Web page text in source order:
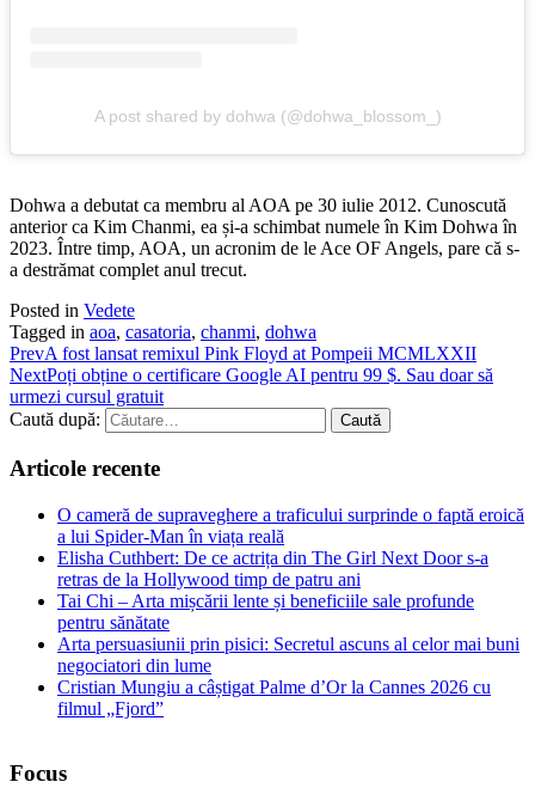
A post shared by dohwa (@dohwa_blossom_)
Dohwa a debutat ca membru al AOA pe 30 iulie 2012. Cunoscută
anterior ca Kim Chanmi, ea și-a schimbat numele în Kim Dohwa în
2023. Între timp, AOA, un acronim de le Ace OF Angels, pare că s-
a destrămat complet anul trecut.
Posted in Vedete
Tagged in aoa, casatoria, chanmi, dohwa
PrevA fost lansat remixul Pink Floyd at Pompeii MCMLXXII
NextPoți obține o certificare Google AI pentru 99 $. Sau doar să
urmezi cursul gratuit
Caută după:
Articole recente
O cameră de supraveghere a traficului surprinde o faptă eroică
a lui Spider-Man în viața reală
Elisha Cuthbert: De ce actrița din The Girl Next Door s‑a
retras de la Hollywood timp de patru ani
Tai Chi – Arta mișcării lente și beneficiile sale profunde
pentru sănătate
Arta persuasiunii prin pisici: Secretul ascuns al celor mai buni
negociatori din lume
Cristian Mungiu a câștigat Palme d’Or la Cannes 2026 cu
filmul „Fjord”
Focus